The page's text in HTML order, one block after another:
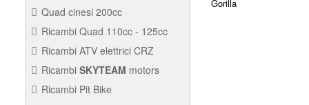
Quad cinesi 200cc
200CC
Ricambi Quad 110cc - 125cc
125CC
Ricambi ATV elettrici CRZ
CRZ
Ricambi SKYTEAM motors
Ricambi Pit Bike